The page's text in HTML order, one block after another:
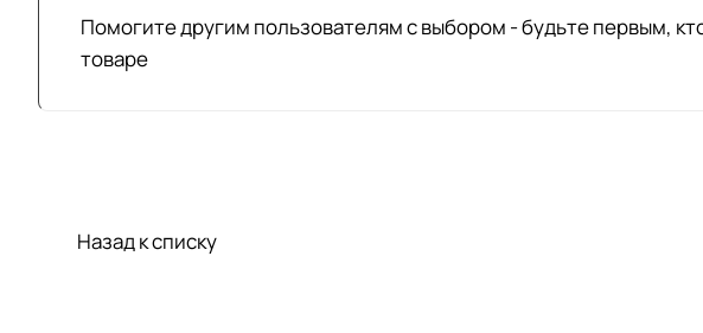
Помогите другим пользователям с выбором - будьте первым,
товаре
Назад к списку